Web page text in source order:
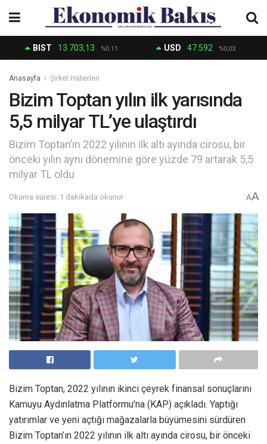
BIST 13.703,13 %0.11 USD 47.592 %0,03
Anasayfa Şirket Haberleri
Bizim Toptan yılın ilk yarısında
5,5 milyar TL’ye ulaştırdı
Bizim Toptan’ın 2022 yılının ilk altı ayında cirosu, bir
önceki yılın aynı dönemine göre yüzde 79 artarak 5,5
milyar TL oldu
Okuma süresi: 1 dakikada okunur AA
Bizim Toptan, 2022 yılının ikinci çeyrek finansal sonuçlarını
Kamuyu Aydınlatma Platformu’na (KAP) açıkladı. Yaptığı
yatırımlar ve yeni açtığı mağazalarla büyümesini sürdüren
Bizim Toptan’ın 2022 yılının ilk altı ayında cirosu, bir önceki